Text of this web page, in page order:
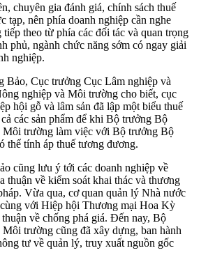
chuyên gia đánh giá, chính sách thuế
tạp, nên phía doanh nghiệp cần nghe
tiếp theo từ phía các đối tác và quan trọng
phủ, ngành chức năng sớm có ngay giải
nghiệp.
Bảo, Cục trưởng Cục Lâm nghiệp và
nghiệp và Môi trường cho biết, cục
hội gỗ và lâm sản đã lập một biểu thuế
các sản phẩm để khi Bộ trưởng Bộ
Môi trường làm việc với Bộ trưởng Bộ
thể tính áp thuế tương đương.
cũng lưu ý tới các doanh nghiệp về
thuận về kiểm soát khai thác và thương
Vừa qua, cơ quan quản lý Nhà nước
với Hiệp hội Thương mại Hoa Kỳ
về chống phá giá. Đến nay, Bộ
trường cũng đã xây dựng, ban hành
tư về quản lý, truy xuất nguồn gốc